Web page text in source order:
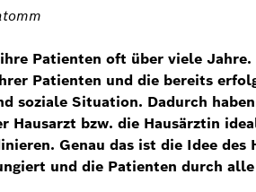
Patienten oft über viele
Patienten und die bereits
soziale Situation. Dadurch
Hausarzt bzw. die Hausärztin
Genau das ist die Idee des
und die Patienten durch